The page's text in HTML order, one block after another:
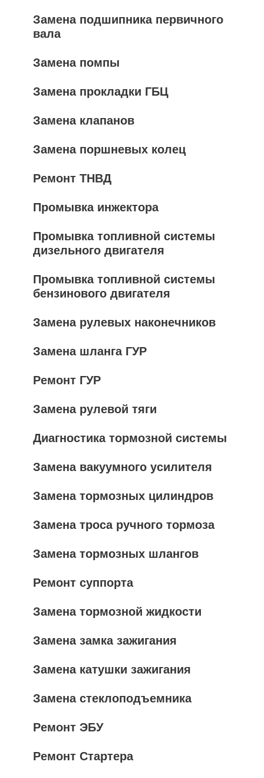
Замена подшипника первичного
вала
Замена помпы
Замена прокладки ГБЦ
Замена клапанов
Замена поршневых колец
Ремонт ТНВД
Промывка инжектора
Промывка топливной системы
дизельного двигателя
Промывка топливной системы
бензинового двигателя
Замена рулевых наконечников
Замена шланга ГУР
Ремонт ГУР
Замена рулевой тяги
Диагностика тормозной системы
Замена вакуумного усилителя
Замена тормозных цилиндров
Замена троса ручного тормоза
Замена тормозных шлангов
Ремонт суппорта
Замена тормозной жидкости
Замена замка зажигания
Замена катушки зажигания
Замена стеклоподъемника
Ремонт ЭБУ
Ремонт Стартера